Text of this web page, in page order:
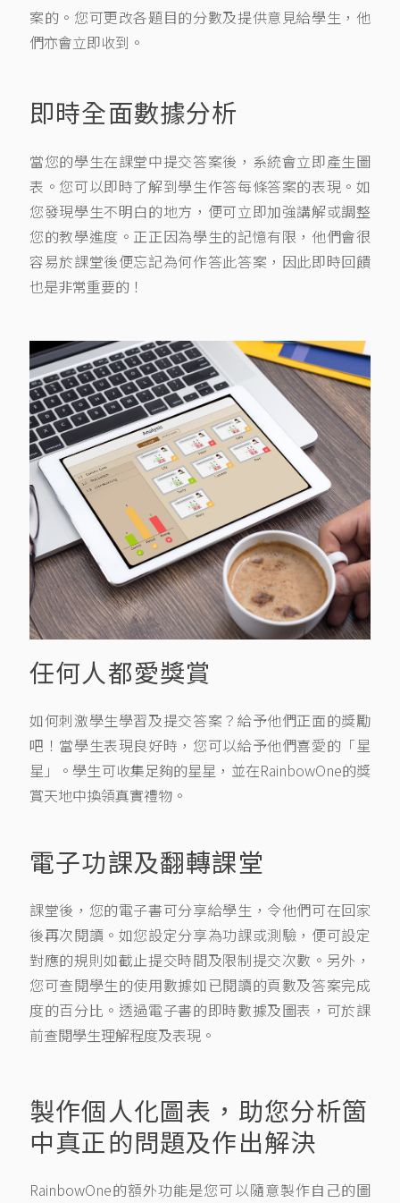
案的。您可更改各題目的分數及提供意見給學生，他
們亦會立即收到。
即時全面數據分析
當您的學生在課堂中提交答案後，系統會立即產生圖
表。您可以即時了解到學生作答每條答案的表現。如
您發現學生不明白的地方，便可立即加強講解或調整
您的教學進度。正正因為學生的記憶有限，他們會很
容易於課堂後便忘記為何作答此答案，因此即時回饋
也是非常重要的！
任何人都愛獎賞
如何刺激學生學習及提交答案？給予他們正面的獎勵
吧！當學生表現良好時，您可以給予他們喜愛的「星
星」。學生可收集足夠的星星，並在RainbowOne的獎
賞天地中換領真實禮物。
電子功課及翻轉課堂
課堂後，您的電子書可分享給學生，令他們可在回家
後再次閱讀。如您設定分享為功課或測驗，便可設定
對應的規則如截止提交時間及限制提交次數。另外，
您可查閱學生的使用數據如已閱讀的頁數及答案完成
度的百分比。透過電子書的即時數據及圖表，可於課
前查閱學生理解程度及表現。
製作個人化圖表，助您分析箇
中真正的問題及作出解決
RainbowOne的額外功能是您可以隨意製作自己的圖